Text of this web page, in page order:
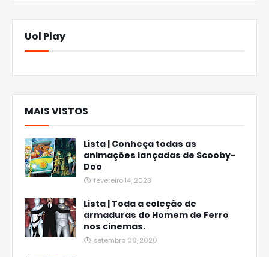
Uol Play
MAIS VISTOS
Lista | Conheça todas as
animações lançadas de Scooby-
Doo
fevereiro 14, 2023
Lista | Toda a coleção de
armaduras do Homem de Ferro
nos cinemas.
setembro 08, 2020